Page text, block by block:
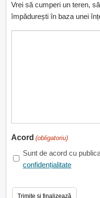
Vrei să cumperi un teren,
împădurești în baza unei
Acord (obligatoriu)
Sunt de acord cu
confidențialitate